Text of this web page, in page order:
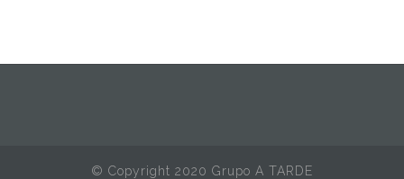
© Copyright 2020 Grupo A TARDE